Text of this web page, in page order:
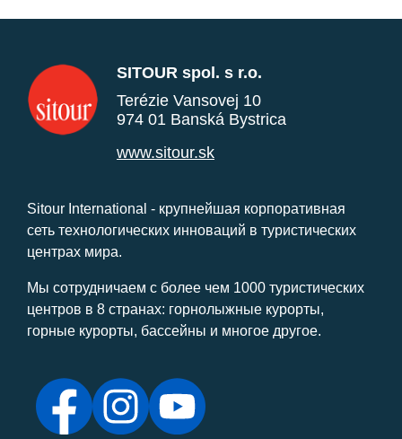
SITOUR spol. s r.o.
Terézie Vansovej 10
974 01 Banská Bystrica
www.sitour.sk
Sitour International - крупнейшая корпоративная
сеть технологических инноваций в туристических
центрах мира.
Мы сотрудничаем с более чем 1000 туристических
центров в 8 странах: горнолыжные курорты,
горные курорты, бассейны и многое другое.